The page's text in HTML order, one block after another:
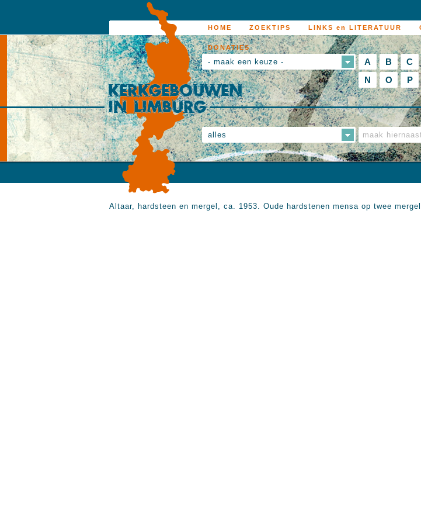
HOME ZOEKTIPS LINKS en LITERATUUR
DONATIES
- maak een keuze - A B C
N
O P
alles
Altaar, hardsteen en mergel, ca. 1953. Oude hardstenen mensa op twee